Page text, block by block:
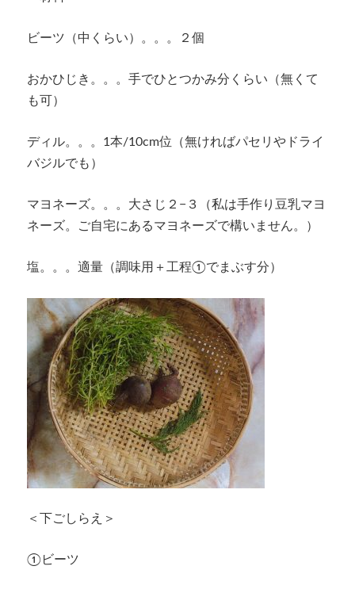
ビーツ（中くらい）。。。２個
おかひじき。。。手でひとつかみ分くらい（無くて
も可）
ディル。。。1本/10cm位（無ければパセリやドライ
バジルでも）
マヨネーズ。。。大さじ２−３（私は手作り豆乳マヨ
ネーズ。ご自宅にあるマヨネーズで構いません。）
塩。。。適量（調味用＋工程①でまぶす分）
＜下ごしらえ＞
①ビーツ